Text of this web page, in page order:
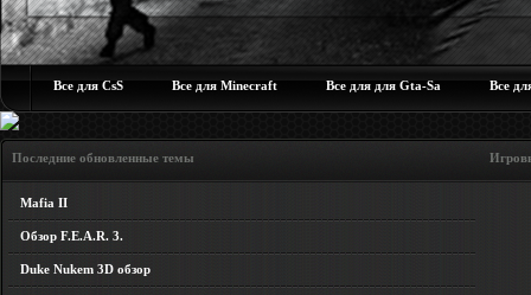
Все для CsS Все для Minecraft Все для для Gta-Sa Все
Последние обновленные темы Игровые
Mafia II
Обзор F.E.A.R. 3.
Duke Nukem 3D обзор